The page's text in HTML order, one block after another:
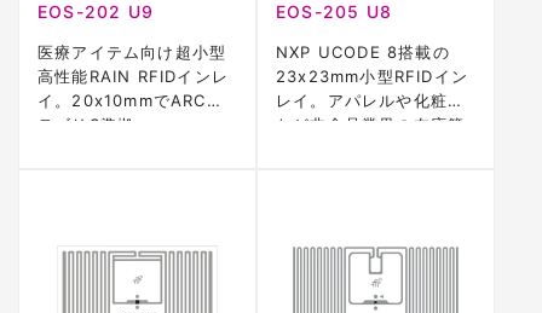
EOS-202 U9
医療アイテム向け超小型
高性能RAIN RFIDインレ
イ。20x10mmでARCカ
テゴリS準拠。
EOS-205 U8
NXP UCODE 8搭載の
23x23mm小型RFIDイン
レイ。アパレルや化粧品
など非食品業界の在庫管